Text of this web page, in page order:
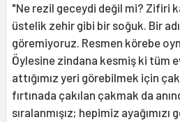
"Ne rezil geceydi değil mi? Zifiri
üstelik zehir gibi bir soğuk. Bir
göremiyoruz. Resmen körebe
Öylesine zindana kesmiş ki tüm
attığımız yeri görebilmek için
fırtınada çakılan çakmak da
sıralanmışız; hepimiz